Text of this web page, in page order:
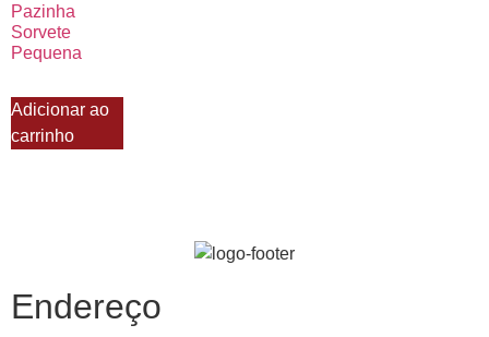
Pazinha
Sorvete
Pequena
Adicionar ao
carrinho
Endereço